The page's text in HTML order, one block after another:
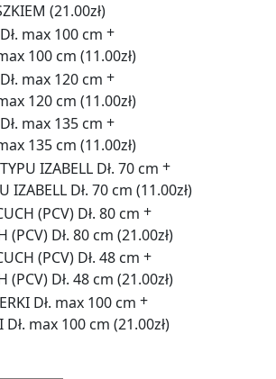
(21.00zł)
+
100 cm (11.00zł)
+
120 cm (11.00zł)
+
135 cm (11.00zł)
+
IZABELL Dł. 70 cm (11.00zł)
+
(PCV) Dł. 80 cm (21.00zł)
+
(PCV) Dł. 48 cm (21.00zł)
+
Dł. max 100 cm (21.00zł)